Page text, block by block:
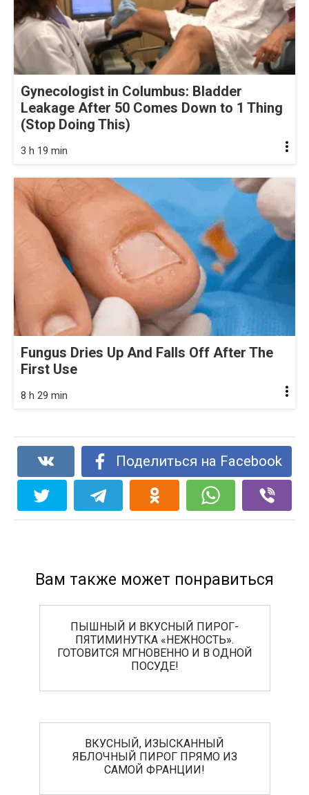
Gynecologist in Columbus: Bladder
Leakage After 50 Comes Down to 1 Thing
(Stop Doing This)
3 h 19 min
Fungus Dries Up And Falls Off After The
First Use
8 h 29 min
Поделиться на Facebook
Вам также может понравиться
ПЫШНЫЙ И ВКУСНЫЙ ПИРОГ-
ПЯТИМИНУТКА «НЕЖНОСТЬ».
ГОТОВИТСЯ МГНОВЕННО И В ОДНОЙ
ПОСУДЕ!
ВКУСНЫЙ, ИЗЫСКАННЫЙ
ЯБЛОЧНЫЙ ПИРОГ ПРЯМО ИЗ
САМОЙ ФРАНЦИИ!